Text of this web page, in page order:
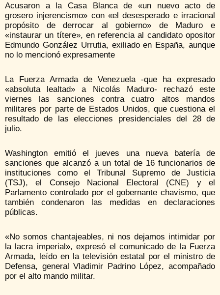
Acusaron a la Casa Blanca de «un nuevo acto de
grosero injerencismo» con «el desesperado e irracional
propósito de derrocar al gobierno» de Maduro e
«instaurar un títere», en referencia al candidato opositor
Edmundo González Urrutia, exiliado en España, aunque
no lo mencionó expresamente
La Fuerza Armada de Venezuela -que ha expresado
«absoluta lealtad» a Nicolás Maduro- rechazó este
viernes las sanciones contra cuatro altos mandos
militares por parte de Estados Unidos, que cuestiona el
resultado de las elecciones presidenciales del 28 de
julio.
Washington emitió el jueves una nueva batería de
sanciones que alcanzó a un total de 16 funcionarios de
instituciones como el Tribunal Supremo de Justicia
(TSJ), el Consejo Nacional Electoral (CNE) y el
Parlamento controlado por el gobernante chavismo, que
también condenaron las medidas en declaraciones
públicas.
«No somos chantajeables, ni nos dejamos intimidar por
la lacra imperial», expresó el comunicado de la Fuerza
Armada, leído en la televisión estatal por el ministro de
Defensa, general Vladimir Padrino López, acompañado
por el alto mando militar.